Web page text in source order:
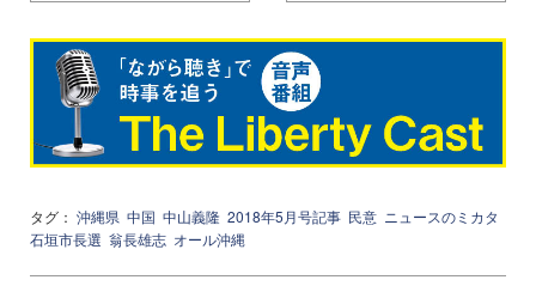
タグ： 沖縄県 中国 中山義隆 2018年5月号記事 民意 ニュースのミカタ
石垣市長選 翁長雄志 オール沖縄